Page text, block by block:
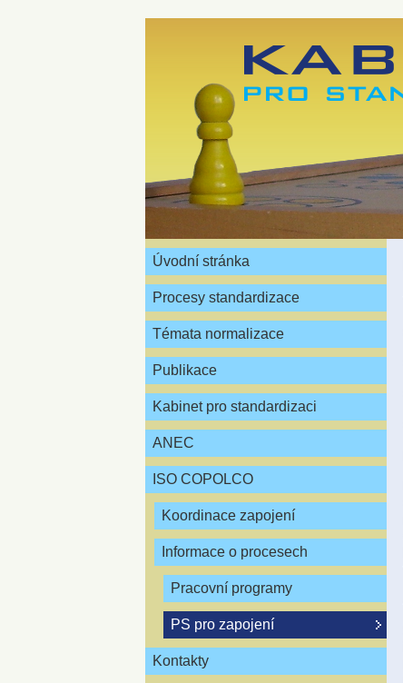
Úvodní stránka
Procesy standardizace
Témata normalizace
Publikace
Kabinet pro standardizaci
ANEC
ISO COPOLCO
Koordinace zapojení
Informace o procesech
Pracovní programy
PS pro zapojení
Kontakty